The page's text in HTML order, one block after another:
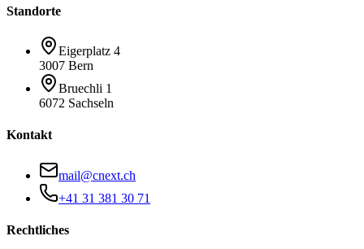
Standorte
Eigerplatz 4
3007 Bern
Bruechli 1
6072 Sachseln
Kontakt
mail@cnext.ch
+41 31 381 30 71
Rechtliches